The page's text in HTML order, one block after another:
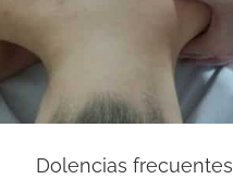
Dolencias frecuentes